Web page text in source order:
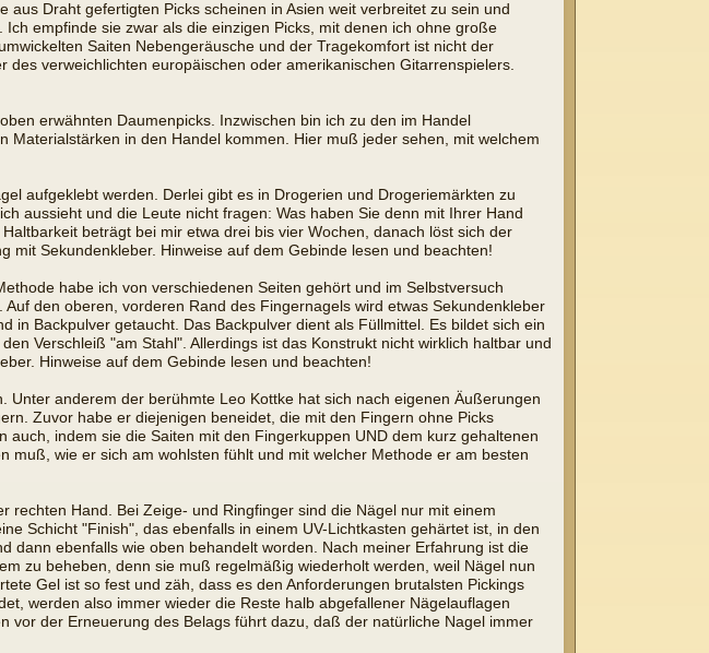
Draht gefertigten Picks scheinen in Asien weit verbreitet zu sein und
empfinde sie zwar als die einzigen Picks, mit denen ich ohne große
Saiten Nebengeräusche und der Tragekomfort ist nicht der
verweichlichten europäischen oder amerikanischen Gitarrenspielers.
erwähnten Daumenpicks. Inzwischen bin ich zu den im Handel
in den Handel kommen. Hier muß jeder sehen, mit welchem
aufgeklebt werden. Derlei gibt es in Drogerien und Drogeriemärkten zu
aussieht und die Leute nicht fragen: Was haben Sie denn mit Ihrer Hand
beträgt bei mir etwa drei bis vier Wochen, danach löst sich der
mit Sekundenkleber. Hinweise auf dem Gebinde lesen und beachten!
habe ich von verschiedenen Seiten gehört und im Selbstversuch
den oberen, vorderen Rand des Fingernagels wird etwas Sekundenkleber
Backpulver getaucht. Das Backpulver dient als Füllmittel. Es bildet sich ein
Verschleiß "am Stahl". Allerdings ist das Konstrukt nicht wirklich haltbar und
Hinweise auf dem Gebinde lesen und beachten!
anderem der berühmte Leo Kottke hat sich nach eigenen Äußerungen
Zuvor habe er diejenigen beneidet, die mit den Fingern ohne Picks
indem sie die Saiten mit den Fingerkuppen UND dem kurz gehaltenen
muß, wie er sich am wohlsten fühlt und mit welcher Methode er am besten
rechten Hand. Bei Zeige- und Ringfinger sind die Nägel nur mit einem
Schicht "Finish", das ebenfalls in einem UV-Lichtkasten gehärtet ist, in den
dann ebenfalls wie oben behandelt worden. Nach meiner Erfahrung ist die
zu beheben, denn sie muß regelmäßig wiederholt werden, weil Nägel nun
Gel ist so fest und zäh, dass es den Anforderungen brutalsten Pickings
werden also immer wieder die Reste halb abgefallener Nägelauflagen
vor der Erneuerung des Belags führt dazu, daß der natürliche Nagel immer